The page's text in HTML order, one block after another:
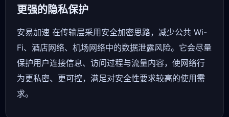
更强的隐私保护
安易加速 在传输层采用安全加密思路，减少公共 Wi-
Fi、酒店网络、机场网络中的数据泄露风险。它会尽量
保护用户连接信息、访问过程与流量内容，使网络行
为更私密、更可控，满足对安全性要求较高的使用需
求。